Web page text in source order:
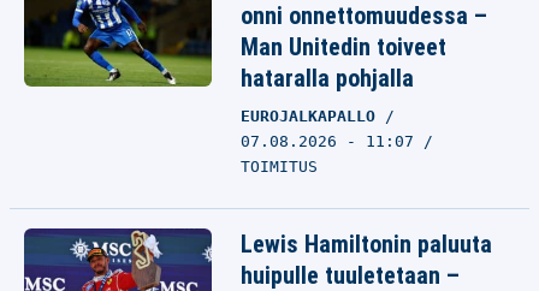
onni onnettomuudessa –
Man Unitedin toiveet
hataralla pohjalla
EUROJALKAPALLO
07.08.2026 - 11:07
TOIMITUS
Lewis Hamiltonin paluuta
huipulle tuuletetaan –